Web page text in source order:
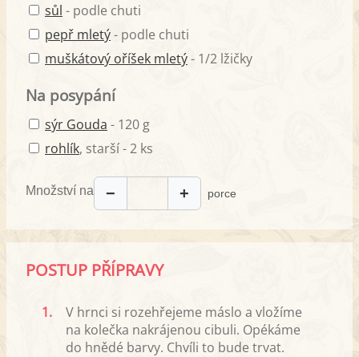
sůl - podle chuti
pepř mletý- podle chuti
muškátový oříšek mletý- 1/2 lžičky
Na posypání
sýr Gouda - 120 g
rohlík, starší - 2 ks
Množství na − + porce
POSTUP PŘÍPRAVY
1.
V hrnci si rozehřejeme máslo a vložíme
na kolečka nakrájenou cibuli. Opékáme
do hnědé barvy. Chvíli to bude trvat.